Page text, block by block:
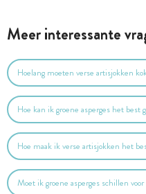
Meer interessante
Hoelang moeten verse artisjokken
Hoe kan ik groene asperges het best
Hoe maak ik verse artisjokken het
Moet ik groene asperges schillen